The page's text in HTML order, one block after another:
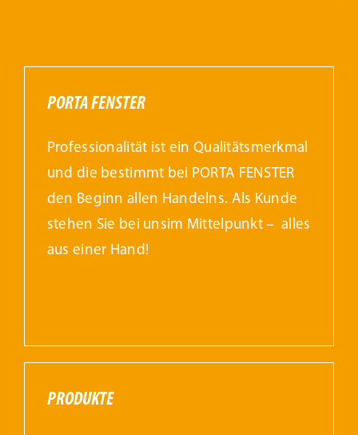
PORTA FENSTER
Professionalität ist ein Qualitätsmerkmal
und die bestimmt bei PORTA FENSTER
den Beginn allen Handelns. Als Kunde
stehen Sie bei unsim Mittelpunkt – alles
aus einer Hand!
PRODUKTE